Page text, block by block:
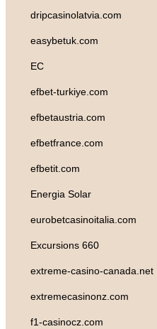
dripcasinolatvia.com
easybetuk.com
EC
efbet-turkiye.com
efbetaustria.com
efbetfrance.com
efbetit.com
Energia Solar
eurobetcasinoitalia.com
Excursions 660
extreme-casino-canada.net
extremecasinonz.com
f1-casinocz.com